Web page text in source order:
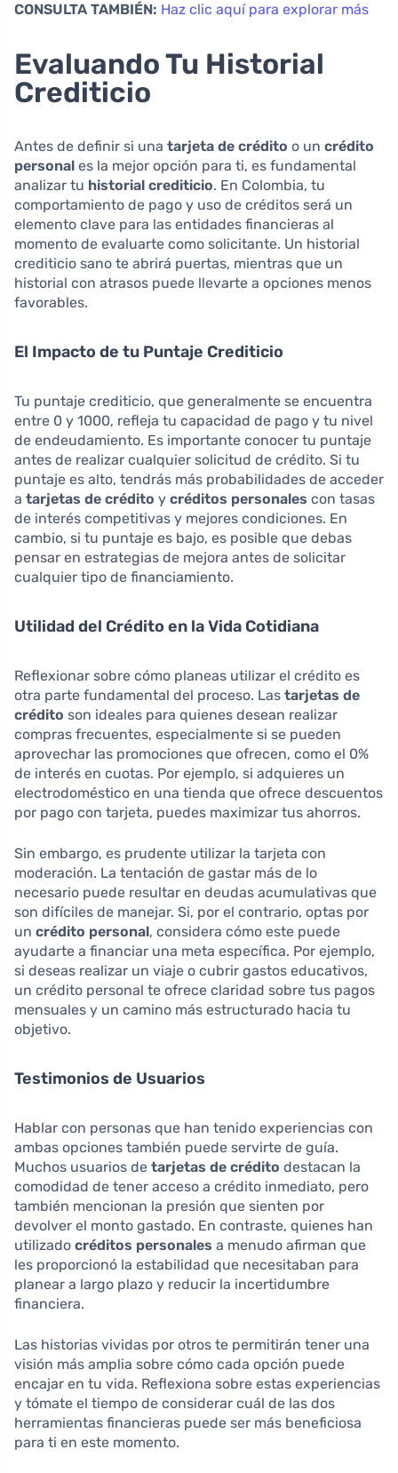
CONSULTA TAMBIÉN: Haz clic aquí para explorar más
Evaluando Tu Historial
Crediticio
Antes de definir si una tarjeta de crédito o un crédito
personal es la mejor opción para ti, es fundamental
analizar tu historial crediticio. En Colombia, tu
comportamiento de pago y uso de créditos será un
elemento clave para las entidades financieras al
momento de evaluarte como solicitante. Un historial
crediticio sano te abrirá puertas, mientras que un
historial con atrasos puede llevarte a opciones menos
favorables.
El Impacto de tu Puntaje Crediticio
Tu puntaje crediticio, que generalmente se encuentra
entre 0 y 1000, refleja tu capacidad de pago y tu nivel
de endeudamiento. Es importante conocer tu puntaje
antes de realizar cualquier solicitud de crédito. Si tu
puntaje es alto, tendrás más probabilidades de acceder
a tarjetas de crédito y créditos personales con tasas
de interés competitivas y mejores condiciones. En
cambio, si tu puntaje es bajo, es posible que debas
pensar en estrategias de mejora antes de solicitar
cualquier tipo de financiamiento.
Utilidad del Crédito en la Vida Cotidiana
Reflexionar sobre cómo planeas utilizar el crédito es
otra parte fundamental del proceso. Las tarjetas de
crédito son ideales para quienes desean realizar
compras frecuentes, especialmente si se pueden
aprovechar las promociones que ofrecen, como el 0%
de interés en cuotas. Por ejemplo, si adquieres un
electrodoméstico en una tienda que ofrece descuentos
por pago con tarjeta, puedes maximizar tus ahorros.
Sin embargo, es prudente utilizar la tarjeta con
moderación. La tentación de gastar más de lo
necesario puede resultar en deudas acumulativas que
son difíciles de manejar. Si, por el contrario, optas por
un crédito personal, considera cómo este puede
ayudarte a financiar una meta específica. Por ejemplo,
si deseas realizar un viaje o cubrir gastos educativos,
un crédito personal te ofrece claridad sobre tus pagos
mensuales y un camino más estructurado hacia tu
objetivo.
Testimonios de Usuarios
Hablar con personas que han tenido experiencias con
ambas opciones también puede servirte de guía.
Muchos usuarios de tarjetas de crédito destacan la
comodidad de tener acceso a crédito inmediato, pero
también mencionan la presión que sienten por
devolver el monto gastado. En contraste, quienes han
utilizado créditos personales a menudo afirman que
les proporcionó la estabilidad que necesitaban para
planear a largo plazo y reducir la incertidumbre
financiera.
Las historias vividas por otros te permitirán tener una
visión más amplia sobre cómo cada opción puede
encajar en tu vida. Reflexiona sobre estas experiencias
y tómate el tiempo de considerar cuál de las dos
herramientas financieras puede ser más beneficiosa
para ti en este momento.